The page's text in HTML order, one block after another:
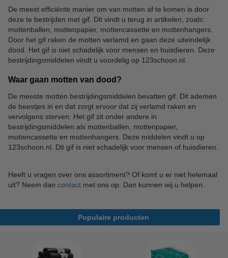
De meest efficiënte manier om van motten af te komen is door
deze te bestrijden met gif. Dit vindt u terug in artikelen, zoals:
mottenballen, mottenpapier, mottencassette en mottenhangers.
Door het gif raken de motten verlamd en gaan deze uiteindelijk
dood. Het gif is niet schadelijk voor mensen en huisdieren. Deze
bestrijdingsmiddelen vindt u voordelig op 123schoon.nl.
Waar gaan motten van dood?
De meeste motten bestrijdingsmiddelen bevatten gif. Dit ademen
de beestjes in en dat zorgt ervoor dat zij verlamd raken en
vervolgens sterven. Het gif zit onder andere in
bestrijdingsmiddelen als mottenballen, mottenpapier,
mottencassette en mottenhangers. Deze middelen vindt u op
123schoon.nl. Dit gif is niet schadelijk voor mensen of huisdieren.
Heeft u vragen over ons assortiment? Of komt u er niet helemaal
uit? Neem dan contact met ons op. Dan kunnen wij u helpen.
Populaire producten